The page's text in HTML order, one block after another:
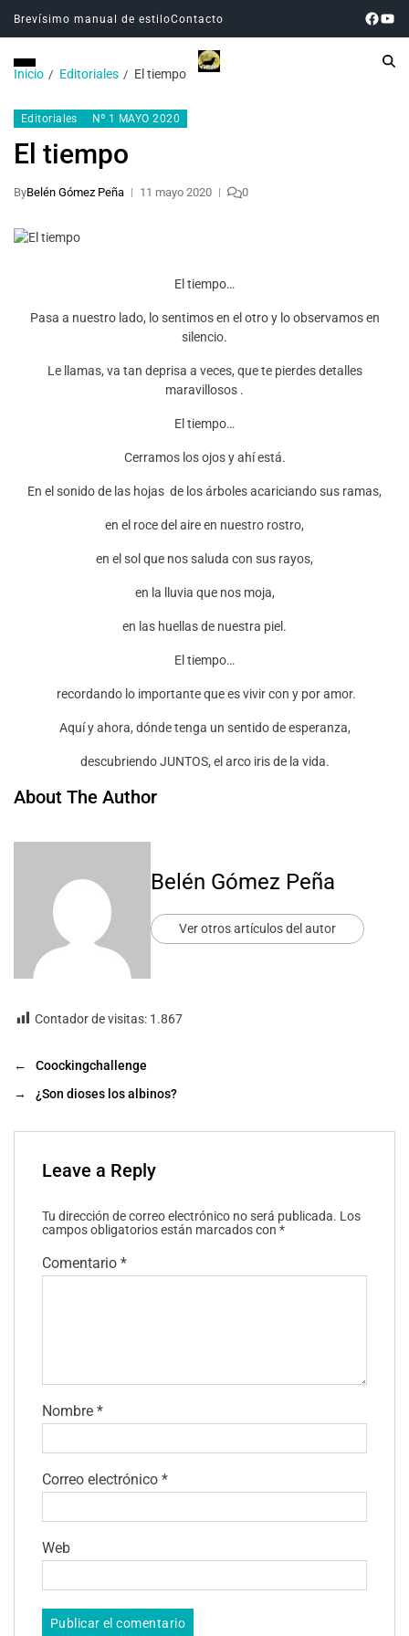
Brevísimo manual de estiloContacto
Inicio Editoriales El tiempo
Editoriales Nº 1 MAYO 2020
El tiempo
ByBelén Gómez Peña 11 mayo 2020 0
El tiempo…
Pasa a nuestro lado, lo sentimos en el otro y lo observamos en
silencio.
Le llamas, va tan deprisa a veces, que te pierdes detalles
maravillosos .
El tiempo…
Cerramos los ojos y ahí está.
En el sonido de las hojas de los árboles acariciando sus ramas,
en el roce del aire en nuestro rostro,
en el sol que nos saluda con sus rayos,
en la lluvia que nos moja,
en las huellas de nuestra piel.
El tiempo…
recordando lo importante que es vivir con y por amor.
Aquí y ahora, dónde tenga un sentido de esperanza,
descubriendo JUNTOS, el arco iris de la vida.
About The Author
Belén Gómez Peña
Ver otros artículos del autor
Contador de visitas: 1.867
←
Coockingchallenge
→
¿Son dioses los albinos?
Leave a Reply
Tu dirección de correo electrónico no será publicada. Los
campos obligatorios están marcados con *
Comentario *
Nombre *
Correo electrónico *
Web